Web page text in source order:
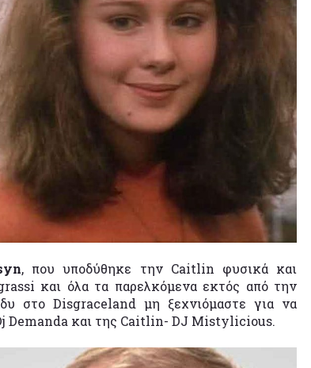
, που υποδύθηκε την Caitlin φυσικά και
και όλα τα παρελκόμενα εκτός από την
στο Disgraceland μη ξεχνιόμαστε για να
Demanda και της Caitlin- DJ Mistylicious.